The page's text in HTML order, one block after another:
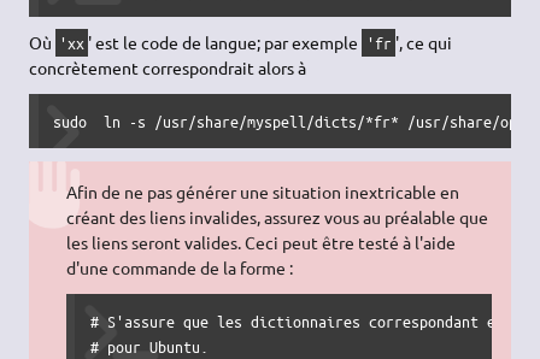
Où 'xx ' est le code de langue; par exemple 'fr ', ce qui
concrètement correspondrait alors à
sudo  ln -s /usr/share/myspell/dicts/*fr* /usr/share/
Afin de ne pas générer une situation inextricable en
créant des liens invalides, assurez vous au préalable que
les liens seront valides. Ceci peut être testé à l'aide
d'une commande de la forme :
# S'assure que les dictionnaires correspondant
# pour Ubuntu.